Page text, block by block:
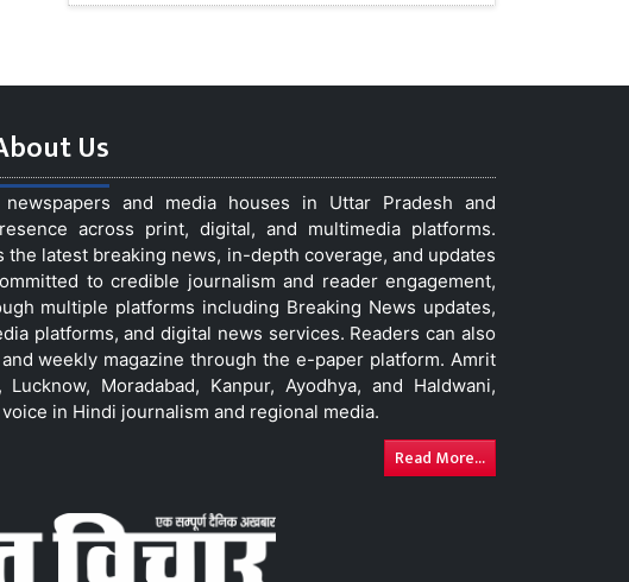
Us
and media houses in Uttar Pradesh and
across print, digital, and multimedia platforms.
latest breaking news, in-depth coverage, and updates
to credible journalism and reader engagement,
multiple platforms including Breaking News updates,
platforms, and digital news services. Readers can also
weekly magazine through the e-paper platform. Amrit
Moradabad, Kanpur, Ayodhya, and Haldwani,
in Hindi journalism and regional media.
Read More...